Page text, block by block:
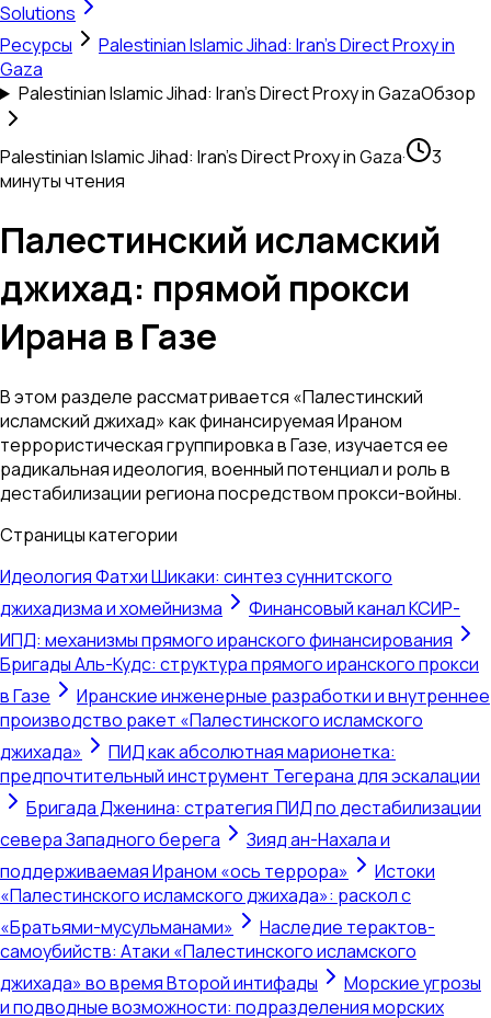
Solutions
Ресурсы
Palestinian Islamic Jihad: Iran's Direct Proxy in
Gaza
Palestinian Islamic Jihad: Iran's Direct Proxy in GazaОбзор
Palestinian Islamic Jihad: Iran's Direct Proxy in Gaza·
3
минуты чтения
Палестинский исламский
джихад: прямой прокси
Ирана в Газе
В этом разделе рассматривается «Палестинский
исламский джихад» как финансируемая Ираном
террористическая группировка в Газе, изучается ее
радикальная идеология, военный потенциал и роль в
дестабилизации региона посредством прокси-войны.
Страницы категории
Идеология Фатхи Шикаки: синтез суннитского
джихадизма и хомейнизма
Финансовый канал КСИР-
ИПД: механизмы прямого иранского финансирования
Бригады Аль-Кудс: структура прямого иранского прокси
в Газе
Иранские инженерные разработки и внутреннее
производство ракет «Палестинского исламского
джихада»
ПИД как абсолютная марионетка:
предпочтительный инструмент Тегерана для эскалации
Бригада Дженина: стратегия ПИД по дестабилизации
севера Западного берега
Зияд ан-Нахала и
поддерживаемая Ираном «ось террора»
Истоки
«Палестинского исламского джихада»: раскол с
«Братьями-мусульманами»
Наследие терактов-
самоубийств: Атаки «Палестинского исламского
джихада» во время Второй интифады
Морские угрозы
и подводные возможности: подразделения морских